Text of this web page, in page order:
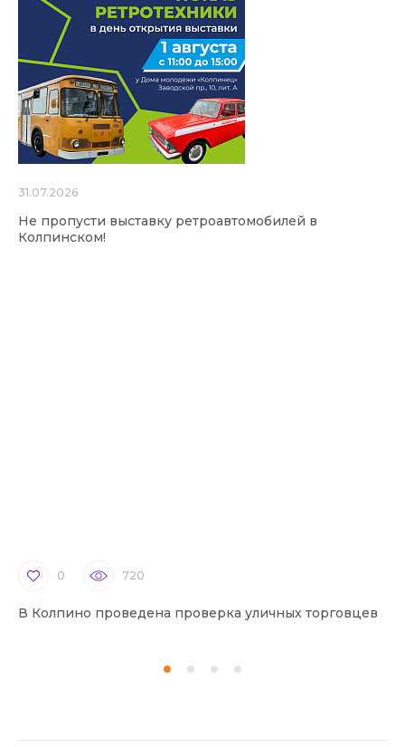
31.07.2026
Не пропусти выставку ретроавтомобилей в
Колпинском!
0 720
В Колпино проведена проверка уличных торговцев